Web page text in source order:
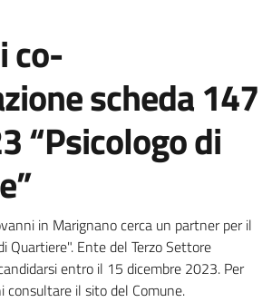
co-
scheda 147
“Psicologo di
notizia
in Marignano cerca un partner per il
Quartiere". Ente del Terzo Settore
entro il 15 dicembre 2023. Per
consultare il sito del Comune.